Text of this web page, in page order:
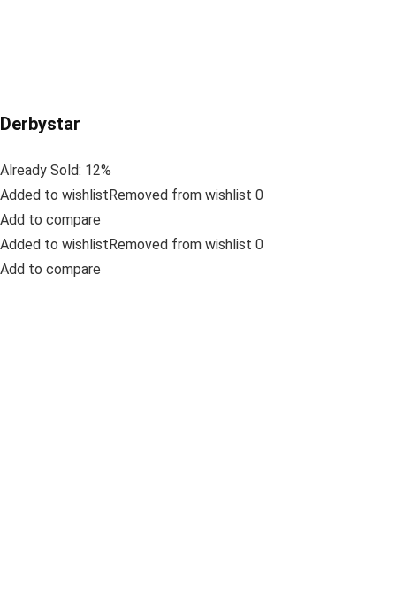
Derbystar
Already Sold: 12%
Added to wishlistRemoved from wishlist 0
Add to compare
Added to wishlistRemoved from wishlist 0
Add to compare